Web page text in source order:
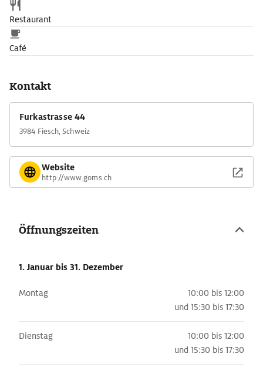
Restaurant
Café
Kontakt
Furkastrasse 44
3984 Fiesch, Schweiz
Website
http://www.goms.ch
Öffnungszeiten
1. Januar bis 31. Dezember
Montag
10:00 bis 12:00
und 15:30 bis 17:30
Dienstag
10:00 bis 12:00
und 15:30 bis 17:30